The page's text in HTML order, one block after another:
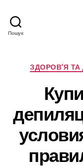
Пошук
ЗДОРОВ'Я